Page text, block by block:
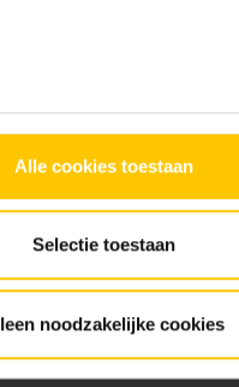
Alle cookies toestaan
Selectie toestaan
noodzakelijke cookies
wide choice for the
you a.s.a.p..